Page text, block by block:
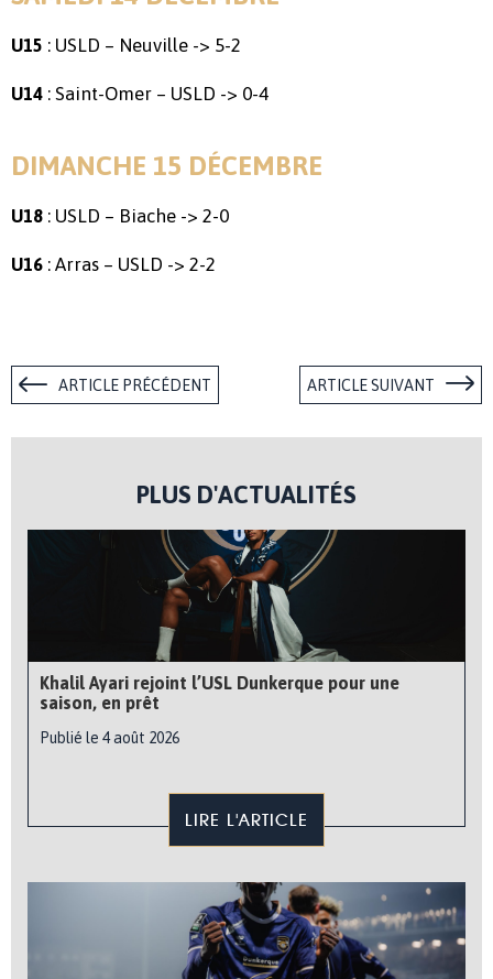
U15 : USLD – Neuville -> 5-2
U14 : Saint-Omer – USLD -> 0-4
DIMANCHE 15 DÉCEMBRE
U18 : USLD – Biache -> 2-0
U16 : Arras – USLD -> 2-2
ARTICLE PRÉCÉDENT ARTICLE SUIVANT
PLUS D'ACTUALITÉS
Khalil Ayari rejoint l’USL Dunkerque pour une
saison, en prêt
Publié le 4 août 2026
LIRE L'ARTICLE